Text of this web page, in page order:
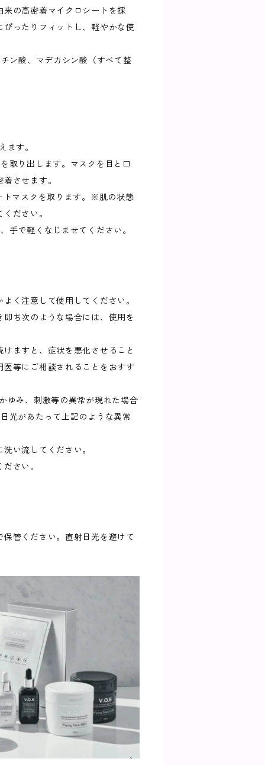
の高密着マイクロシートを採
ったりフィットし、軽やかな使
ン酸、マデカシン酸（すべて整
ます。
取り出します。マスクを目と口
させます。
マスクを取ります。※肌の状態
ださい。
手で軽くなじませてください。
く注意して使用してください。
ち次のような場合には、使用を
ますと、症状を悪化させること
等にご相談されることをおすす
ゆみ、刺激等の異常が現れた場合
光があたって上記のような異常
い流してください。
さい。
管ください。直射日光を避けて